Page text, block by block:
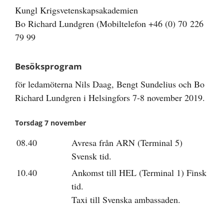
Kungl Krigsvetenskapsakademien
Bo Richard Lundgren (Mobiltelefon +46 (0) 70 226
79 99
Besöksprogram
för ledamöterna Nils Daag, Bengt Sundelius och Bo
Richard Lundgren i Helsingfors 7-8 november 2019.
Torsdag 7 november
08.40
Avresa från ARN (Terminal 5)
Svensk tid.
10.40
Ankomst till HEL (Terminal 1) Finsk
tid.
Taxi till Svenska ambassaden.